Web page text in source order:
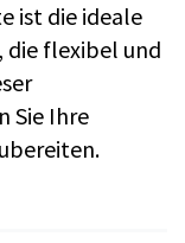
ist die ideale
die flexibel und
Sie Ihre